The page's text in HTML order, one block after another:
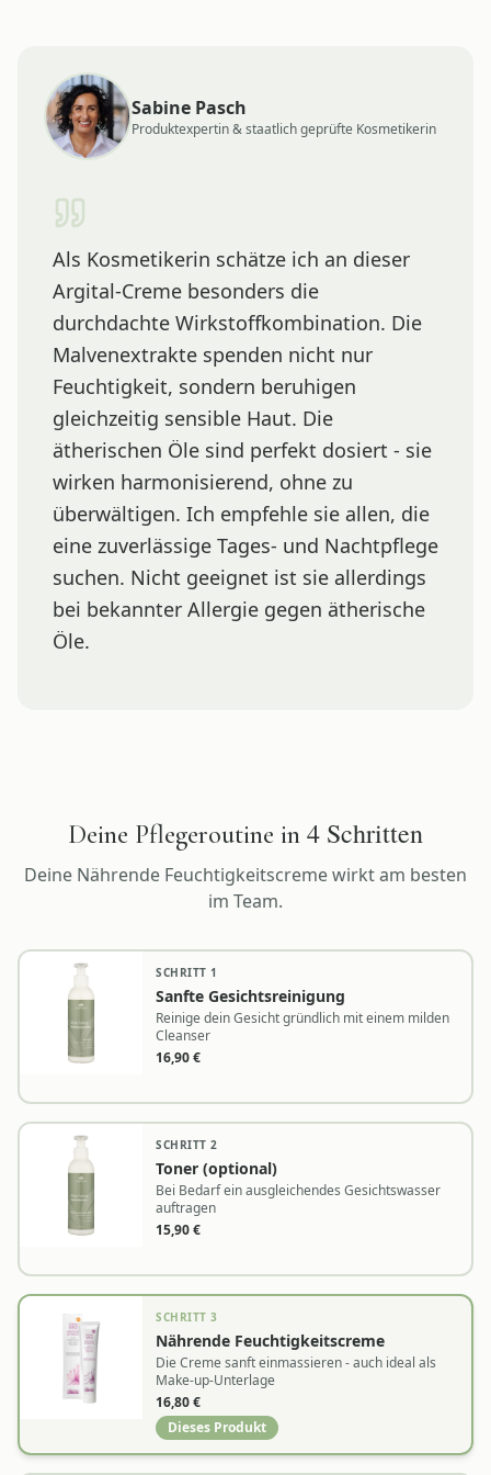
Sabine Pasch
Produktexpertin & staatlich geprüfte Kosmetikerin
Als Kosmetikerin schätze ich an dieser
Argital-Creme besonders die
durchdachte Wirkstoffkombination. Die
Malvenextrakte spenden nicht nur
Feuchtigkeit, sondern beruhigen
gleichzeitig sensible Haut. Die
ätherischen Öle sind perfekt dosiert - sie
wirken harmonisierend, ohne zu
überwältigen. Ich empfehle sie allen, die
eine zuverlässige Tages- und Nachtpflege
suchen. Nicht geeignet ist sie allerdings
bei bekannter Allergie gegen ätherische
Öle.
Deine Pflegeroutine in 4 Schritten
Deine Nährende Feuchtigkeitscremewirkt am besten
im Team.
SCHRITT 1
Sanfte Gesichtsreinigung
Reinige dein Gesicht gründlich mit einem milden
Cleanser
16,90€
SCHRITT 2
Toner (optional)
Bei Bedarf ein ausgleichendes Gesichtswasser
auftragen
15,90€
SCHRITT 3
Nährende Feuchtigkeitscreme
Die Creme sanft einmassieren - auch ideal als
Make-up-Unterlage
16,80€
Dieses Produkt